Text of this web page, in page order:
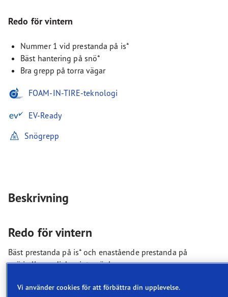
Redo för vintern
Nummer 1 vid prestanda på is*
Bäst hantering på snö*
Bra grepp på torra vägar
FOAM-IN-TIRE-teknologi
EV-Ready
Snögrepp
Beskrivning
Redo för vintern
Bäst prestanda på is* och enastående prestanda på
snö i alla nordiska vinterväglag.
Bäst prestanda på is* och
Vi använder cookies för att förbättra din upplevelse.